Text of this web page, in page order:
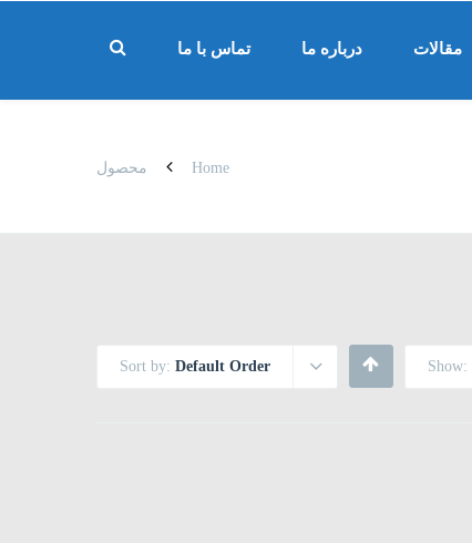
مقالات درباره ما تماس با ما
Home محصول
Sort by: Default Order Show: